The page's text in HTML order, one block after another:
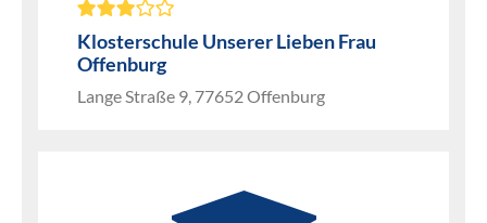
Klosterschule Unserer Lieben Frau
Offenburg
Lange Straße 9, 77652 Offenburg